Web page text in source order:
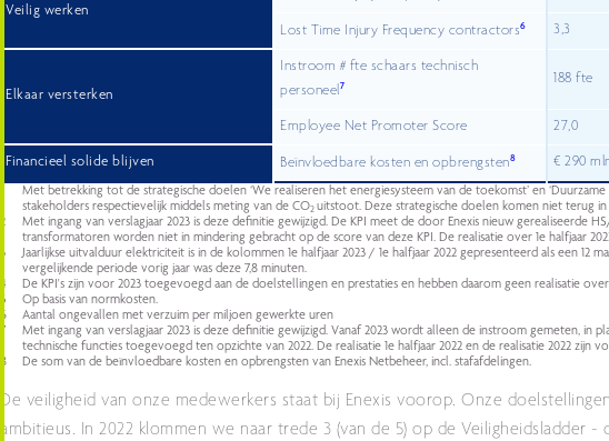
Veilig werken
Lost Time Injury Frequency contractors6 3,3
Elkaar versterken
Instroom # fte schaars technisch
personeel7 188 fte
Employee Net Promoter Score 27,0
Financieel solide blijven Beïnvloedbare kosten en opbrengsten8 € 290
Met betrekking tot de strategische doelen ‘We realiseren het energiesysteem van de toekomst’ en
stakeholders respectievelijk middels meting van de CO2 uitstoot. Deze strategische doelen komen niet terug in
2
Met ingang van verslagjaar 2023 is deze definitie gewijzigd. De KPI meet de door Enexis nieuw
transformatoren worden niet in mindering gebracht op de score van deze KPI. De realisatie over 1e halfjaar
3
Jaarlijkse uitvalduur elektriciteit is in de kolommen 1e halfjaar 2023 / 1e halfjaar 2022 gepresenteerd als een 12
vergelijkende periode vorig jaar was deze 7,8 minuten.
4
De KPI's zijn voor 2023 toegevoegd aan de doelstellingen en prestaties en hebben daarom geen realisatie over
5
Op basis van normkosten.
6
Aantal ongevallen met verzuim per miljoen gewerkte uren
7
Met ingang van verslagjaar 2023 is deze definitie gewijzigd. Vanaf 2023 wordt alleen de instroom gemeten, in
technische functies toegevoegd ten opzichte van 2022. De realisatie 1e halfjaar 2022 en de realisatie 2022 zijn
8
De som van de beïnvloedbare kosten en opbrengsten van Enexis Netbeheer, incl. stafafdelingen.
De veiligheid van onze medewerkers staat bij Enexis voorop. Onze
ambitieus. In 2022 klommen we naar trede 3 (van de 5) op de Veiligheidsladder